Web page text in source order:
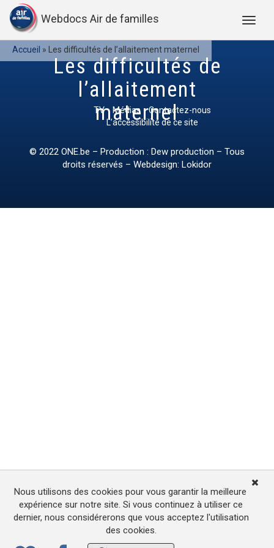
Webdocs Air de familles
Accueil » Les difficultés de l’allaitement maternel
Les difficultés de
l’allaitement
maternel
TV Médias
Contactez-nous
L’accessibilité de ce site
© 2022 ONE.be – Production : Dew production – Tous
droits réservés – Webdesign: Lokidor
Nous utilisons des cookies pour vous garantir la meilleure
expérience sur notre site. Si vous continuez à utiliser ce
dernier, nous considérerons que vous acceptez l'utilisation
des cookies.